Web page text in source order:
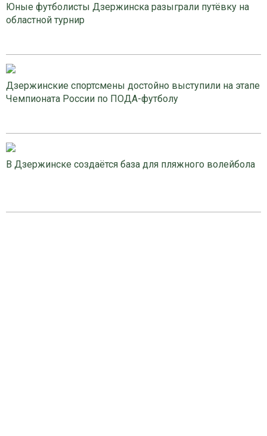
Юные футболисты Дзержинска разыграли путёвку на
областной турнир
Дзержинские спортсмены достойно выступили на этапе
Чемпионата России по ПОДА-футболу
В Дзержинске создаётся база для пляжного волейбола